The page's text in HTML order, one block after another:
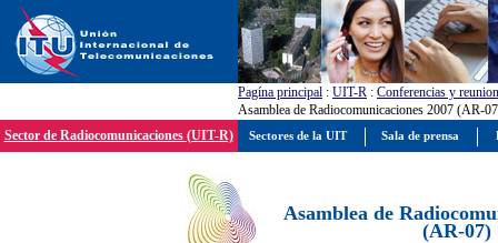
Pagína principal : UIT-R : Conferencias y
Asamblea de Radiocomunicaciones 2007 (AR-
Sector de Radiocomunicaciones (UIT-R)
Asamblea de
(AR-07)
Sectores de la UIT Sala de prensa